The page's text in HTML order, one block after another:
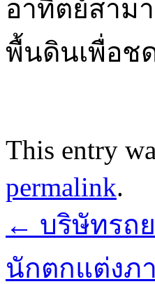
อาทิตย์สาม
พื้นดินเพื่อช
This entry
permalink.
← บริษัทรถ
นักตกแต่งภ